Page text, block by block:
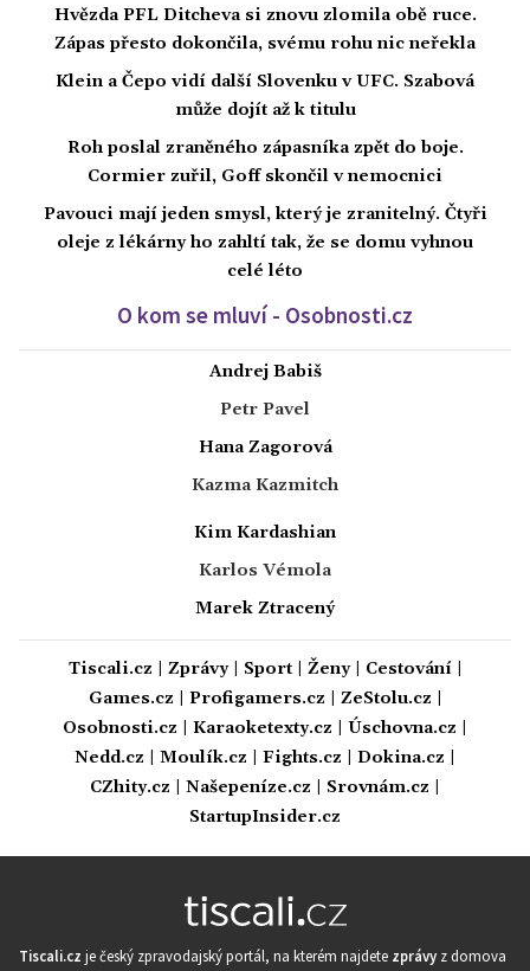
Hvězda PFL Ditcheva si znovu zlomila obě ruce.
Zápas přesto dokončila, svému rohu nic neřekla
Klein a Čepo vidí další Slovenku v UFC. Szabová
může dojít až k titulu
Roh poslal zraněného zápasníka zpět do boje.
Cormier zuřil, Goff skončil v nemocnici
Pavouci mají jeden smysl, který je zranitelný. Čtyři
oleje z lékárny ho zahltí tak, že se domu vyhnou
celé léto
O kom se mluví - Osobnosti.cz
Andrej Babiš
Petr Pavel
Hana Zagorová
Kazma Kazmitch
Kim Kardashian
Karlos Vémola
Marek Ztracený
Tiscali.cz Zprávy| Sport| Ženy| Cestování|
Games.cz
Profigamers.cz ZeStolu.cz
Osobnosti.cz
Karaoketexty.cz Úschovna.cz
Nedd.cz
Moulík.cz Fights.cz Dokina.cz
CZhity.cz
Našepeníze.cz Srovnám.cz
StartupInsider.cz
Tiscali.cz je český zpravodajský portál, na kterém najdete zprávy z domova